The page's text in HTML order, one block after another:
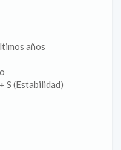
años
S (Estabilidad)